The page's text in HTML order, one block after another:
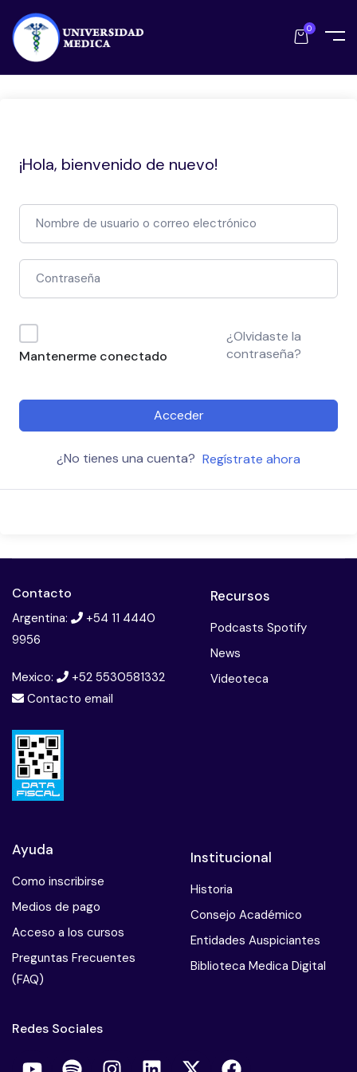
0
¡Hola, bienvenido de nuevo!
Mantenerme conectado
¿Olvidaste la
contraseña?
Acceder
¿No tienes una cuenta? Regístrate ahora
Contacto
Argentina:
+54 11 4440
9956
Mexico:
+52 5530581332
Contacto email
Recursos
Podcasts Spotify
News
Videoteca
Ayuda
Como inscribirse
Medios de pago
Acceso a los cursos
Preguntas Frecuentes
(FAQ)
Institucional
Historia
Consejo Académico
Entidades Auspiciantes
Biblioteca Medica Digital
Redes Sociales